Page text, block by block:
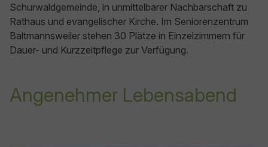
Schurwaldgemeinde, in unmittelbarer Nachbarschaft zu
Rathaus und evangelischer Kirche. Im Seniorenzentrum
Baltmannsweiler stehen 30 Plätze in Einzelzimmern für
Dauer- und Kurzzeitpflege zur Verfügung.
Angenehmer Lebensabend